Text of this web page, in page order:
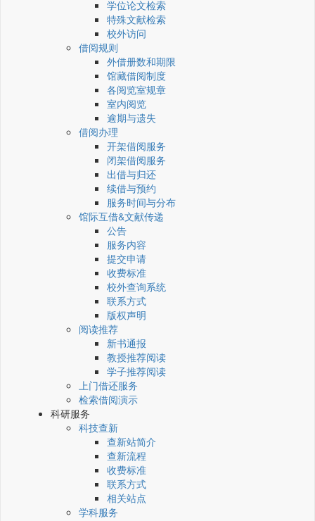
学位论文检索
特殊文献检索
校外访问
借阅规则
外借册数和期限
馆藏借阅制度
各阅览室规章
室内阅览
逾期与遗失
借阅办理
开架借阅服务
闭架借阅服务
出借与归还
续借与预约
服务时间与分布
馆际互借&文献传递
公告
服务内容
提交申请
收费标准
校外查询系统
联系方式
版权声明
阅读推荐
新书通报
教授推荐阅读
学子推荐阅读
上门借还服务
检索借阅演示
科研服务
科技查新
查新站简介
查新流程
收费标准
联系方式
相关站点
学科服务